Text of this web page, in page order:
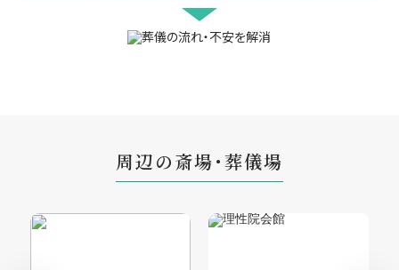
周辺の斎場・葬儀場